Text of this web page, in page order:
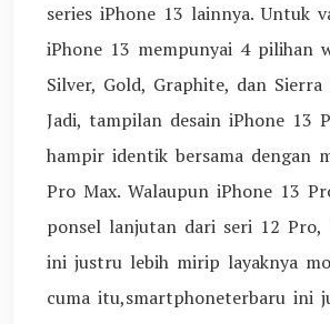
series iPhone 13 lainnya. Untuk
iPhone 13 mempunyai 4 pilihan
Silver, Gold, Graphite, dan Sierra
Jadi, tampilan desain iPhone 13
hampir identik bersama dengan
Pro Max. Walaupun iPhone 13
ponsel lanjutan dari seri 12 Pro,
ini justru lebih mirip layaknya
cuma itu,smartphoneterbaru ini